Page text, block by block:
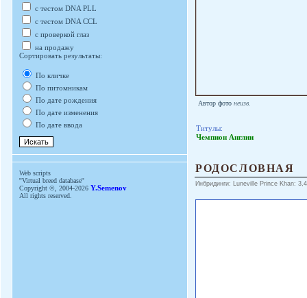
с тестом DNA PLL
с тестом DNA CCL
с проверкой глаз
на продажу
Сортировать результаты:
По кличке
По питомникам
По дате рождения
По дате изменения
По дате ввода
Web scripts
''Virtual breed database''
Copyright ©, 2004-2026 Y.Semenov
All rights reserved.
Автор фото неизв.
Титулы:
Чемпион Англии
РОДОСЛОВНАЯ
Инбридинги: Luneville Prince Khan: